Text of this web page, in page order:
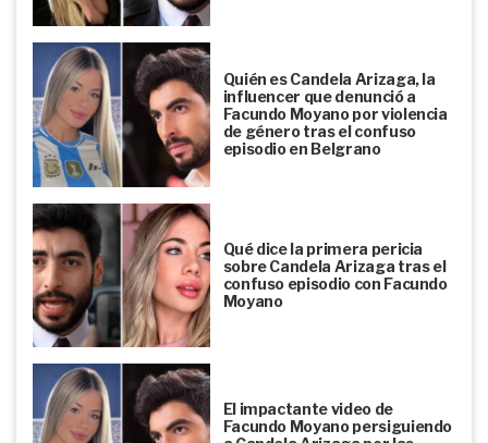
Quién es Candela Arizaga, la
influencer que denunció a
Facundo Moyano por violencia
de género tras el confuso
episodio en Belgrano
Qué dice la primera pericia
sobre Candela Arizaga tras el
confuso episodio con Facundo
Moyano
El impactante video de
Facundo Moyano persiguiendo